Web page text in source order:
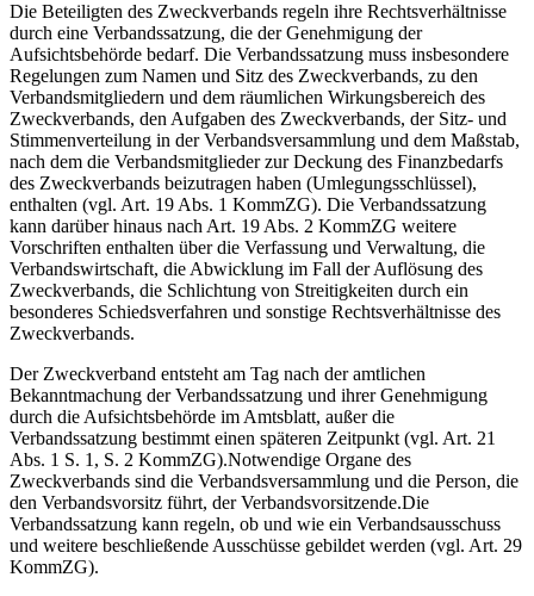
Die Beteiligten des Zweckverbands regeln ihre Rechtsverhältnisse
durch eine Verbandssatzung, die der Genehmigung der
Aufsichtsbehörde bedarf. Die Verbandssatzung muss insbesondere
Regelungen zum Namen und Sitz des Zweckverbands, zu den
Verbandsmitgliedern und dem räumlichen Wirkungsbereich des
Zweckverbands, den Aufgaben des Zweckverbands, der Sitz- und
Stimmenverteilung in der Verbandsversammlung und dem Maßstab,
nach dem die Verbandsmitglieder zur Deckung des Finanzbedarfs
des Zweckverbands beizutragen haben (Umlegungsschlüssel),
enthalten (vgl. Art. 19 Abs. 1 KommZG). Die Verbandssatzung
kann darüber hinaus nach Art. 19 Abs. 2 KommZG weitere
Vorschriften enthalten über die Verfassung und Verwaltung, die
Verbandswirtschaft, die Abwicklung im Fall der Auflösung des
Zweckverbands, die Schlichtung von Streitigkeiten durch ein
besonderes Schiedsverfahren und sonstige Rechtsverhältnisse des
Zweckverbands.
Der Zweckverband entsteht am Tag nach der amtlichen
Bekanntmachung der Verbandssatzung und ihrer Genehmigung
durch die Aufsichtsbehörde im Amtsblatt, außer die
Verbandssatzung bestimmt einen späteren Zeitpunkt (vgl. Art. 21
Abs. 1 S. 1, S. 2 KommZG).Notwendige Organe des
Zweckverbands sind die Verbandsversammlung und die Person, die
den Verbandsvorsitz führt, der Verbandsvorsitzende.Die
Verbandssatzung kann regeln, ob und wie ein Verbandsausschuss
und weitere beschließende Ausschüsse gebildet werden (vgl. Art. 29
KommZG).